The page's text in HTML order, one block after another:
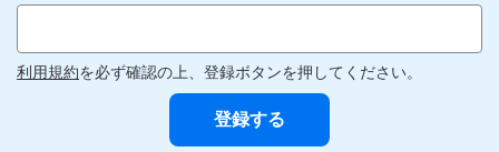
利用規約を必ず確認の上、登録ボタンを押してください。